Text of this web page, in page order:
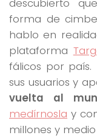
descubierto
forma de
hablo en
plataforma
fálicos por
sus usuarios y
vuelta al
medírnosla y
millones y